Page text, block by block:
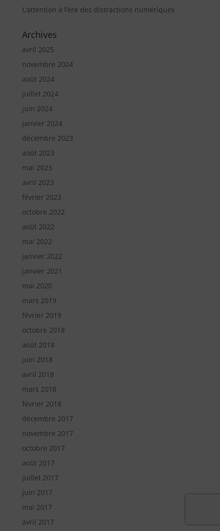
L’attention à l’ère des distractions numériques
Archives
avril 2025
novembre 2024
août 2024
juillet 2024
juin 2024
janvier 2024
décembre 2023
août 2023
mai 2023
avril 2023
février 2023
octobre 2022
août 2022
mai 2022
janvier 2022
janvier 2021
mai 2020
mars 2019
février 2019
octobre 2018
août 2018
juin 2018
avril 2018
mars 2018
février 2018
décembre 2017
novembre 2017
octobre 2017
août 2017
juillet 2017
juin 2017
mai 2017
avril 2017